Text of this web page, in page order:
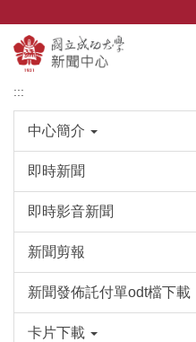
主
要
內
:::
中心簡介
即時新聞
即時影音新聞
新聞剪報
新聞發佈託付單odt檔下載
卡片下載